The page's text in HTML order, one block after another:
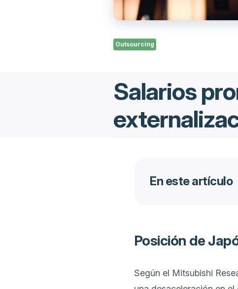
Outsourcing
Salarios
En este artículo
Posición de
Según el Mitsubishi